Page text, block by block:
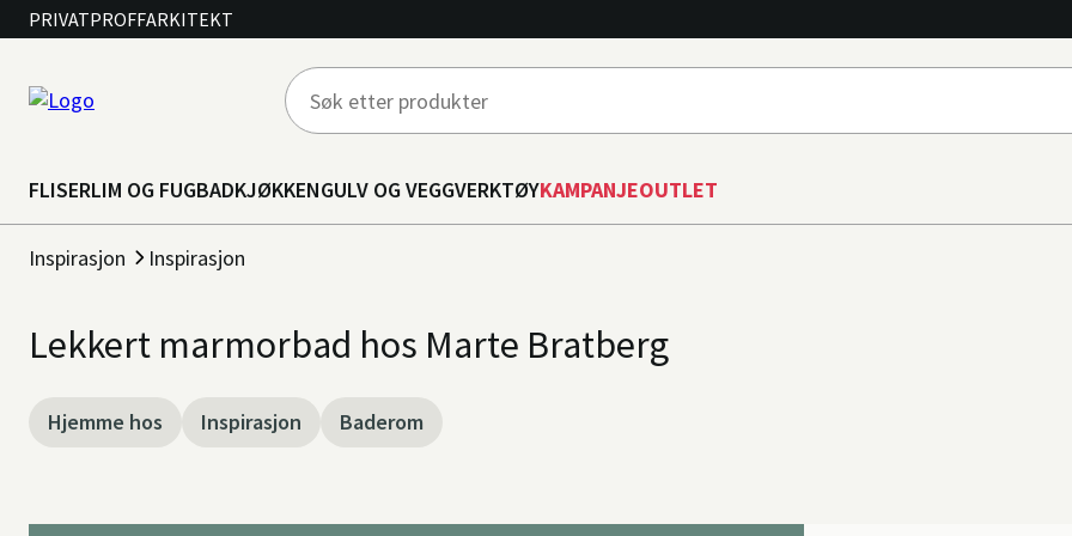
PRIVATPROFFARKITEKT
FLISERLIM OG FUGBADKJØKKENGULV OG VEGGVERKTØYKAMPANJEOUTLET
Inspirasjon Inspirasjon
Lekkert marmorbad hos Marte Bratberg
Hjemme hos Inspirasjon Baderom